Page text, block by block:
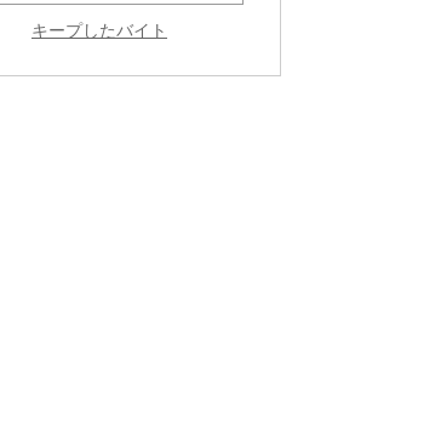
キープしたバイト